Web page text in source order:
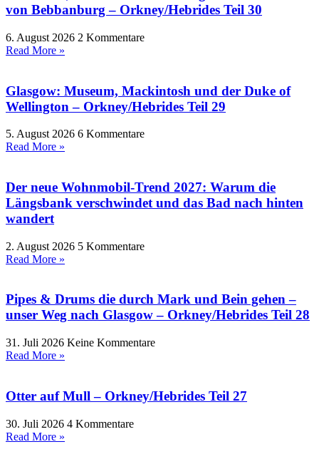
von Bebbanburg – Orkney/Hebrides Teil 30
6. August 2026 2 Kommentare
Read More »
Glasgow: Museum, Mackintosh und der Duke of
Wellington – Orkney/Hebrides Teil 29
5. August 2026 6 Kommentare
Read More »
Der neue Wohnmobil-Trend 2027: Warum die
Längsbank verschwindet und das Bad nach hinten
wandert
2. August 2026 5 Kommentare
Read More »
Pipes & Drums die durch Mark und Bein gehen –
unser Weg nach Glasgow – Orkney/Hebrides Teil 28
31. Juli 2026 Keine Kommentare
Read More »
Otter auf Mull – Orkney/Hebrides Teil 27
30. Juli 2026 4 Kommentare
Read More »